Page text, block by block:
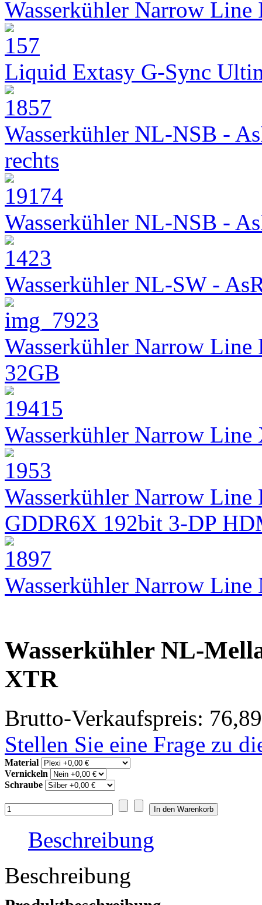
Wasserkühler Narrow
Liquid Extasy G-Sync
Wasserkühler NL-NSB -
rechts
Wasserkühler NL-NSB -
Wasserkühler NL-SW -
Wasserkühler Narrow
32GB
Wasserkühler Narrow
Wasserkühler Narrow Line
GDDR6X 192bit 3-DP
Wasserkühler Narrow
Wasserkühler NL-
XTR
Brutto-Verkaufspreis:
Stellen Sie eine Frage zu
Material
Vernickeln
Schraube
Beschreibung
Beschreibung